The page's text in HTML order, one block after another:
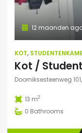
12 maanden
KOT,
Kot /
Doorniksesteenweg
13 m2
0 Bathrooms